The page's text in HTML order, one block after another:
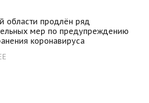
области продлён ряд
мер по предупреждению
коронавируса